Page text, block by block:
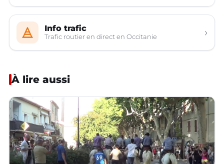
Info trafic
Trafic routier en direct en Occitanie ›
À lire aussi